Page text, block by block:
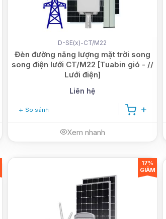
D-SE(x)-CT/M22
Đèn đường năng lượng mặt trời song
song điện lưới CT/M22 [Tuabin gió - //
Lưới điện]
Liên hệ
So sánh
Xem nhanh
17%
GIẢM